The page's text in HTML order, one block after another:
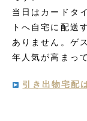
当日はカードタ
トへ自宅に配送
ありません。ゲ
年人気が高まっ
引き出物宅配